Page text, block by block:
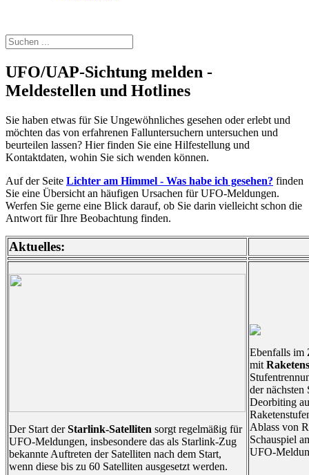
UFO/UAP-Sichtung melden -
Meldestellen und Hotlines
Sie haben etwas für Sie Ungewöhnliches gesehen oder erlebt und
möchten das von erfahrenen Falluntersuchern untersuchen und
beurteilen lassen? Hier finden Sie eine Hilfestellung und
Kontaktdaten, wohin Sie sich wenden können.
Auf der Seite Lichter am Himmel - Was habe ich gesehen? finden
Sie eine Übersicht an häufigen Ursachen für UFO-Meldungen.
Werfen Sie gerne eine Blick darauf, ob Sie darin vielleicht schon die
Antwort für Ihre Beobachtung finden.
Aktuelles:
Der Start derStarlink-Satelliten sorgt regelmäßig für
UFO-Meldungen, insbesondere das als Starlink-Zug
bekannte Auftreten der Satelliten nach dem Start,
wenn diese bis zu 60 Satelliten ausgesetzt werden.
Ebenfalls im
mit
der nächsten
Deorbiting
Ablass von
Schauspiel
UFO-